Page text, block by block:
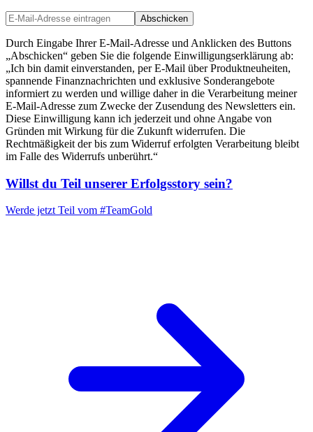
Abschicken
Durch Eingabe Ihrer E-Mail-Adresse und Anklicken des Buttons
„Abschicken“ geben Sie die folgende Einwilligungserklärung ab:
„Ich bin damit einverstanden, per E-Mail über Produktneuheiten,
spannende Finanznachrichten und exklusive Sonderangebote
informiert zu werden und willige daher in die Verarbeitung meiner
E-Mail-Adresse zum Zwecke der Zusendung des Newsletters ein.
Diese Einwilligung kann ich jederzeit und ohne Angabe von
Gründen mit Wirkung für die Zukunft widerrufen. Die
Rechtmäßigkeit der bis zum Widerruf erfolgten Verarbeitung bleibt
im Falle des Widerrufs unberührt.“
Willst du Teil unserer Erfolgsstory sein?
Werde jetzt Teil vom #TeamGold